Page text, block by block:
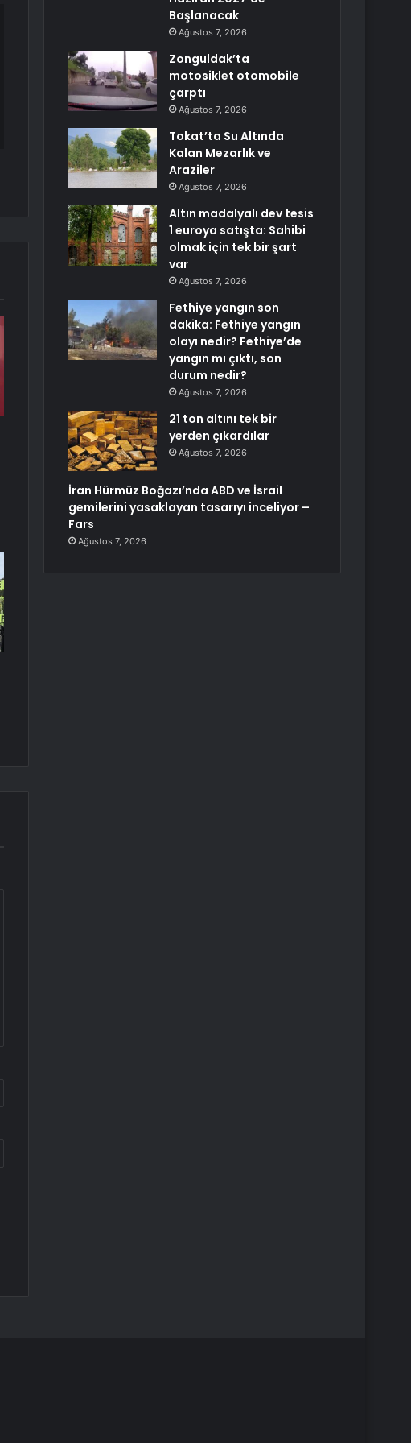
Başlanacak
Ağustos 7, 2026
Zonguldak’ta
motosiklet otomobile
çarptı
Ağustos 7, 2026
Tokat’ta Su Altında
Kalan Mezarlık ve
Araziler
Ağustos 7, 2026
Altın madalyalı dev tesis
1 euroya satışta: Sahibi
olmak için tek bir şart
var
Ağustos 7, 2026
Fethiye yangın son
dakika: Fethiye yangın
olayı nedir? Fethiye’de
yangın mı çıktı, son
durum nedir?
Ağustos 7, 2026
21 ton altını tek bir
yerden çıkardılar
Ağustos 7, 2026
İran Hürmüz Boğazı’nda ABD ve İsrail
gemilerini yasaklayan tasarıyı inceliyor –
Fars
Ağustos 7, 2026